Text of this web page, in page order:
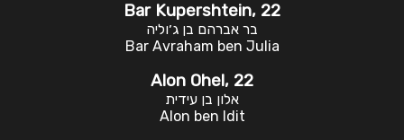
Bar Kupershtein, 22
בר אברהם בן ג׳וליה
Bar Avraham ben Julia
Alon Ohel, 22
אלון בן עידית
Alon ben Idit